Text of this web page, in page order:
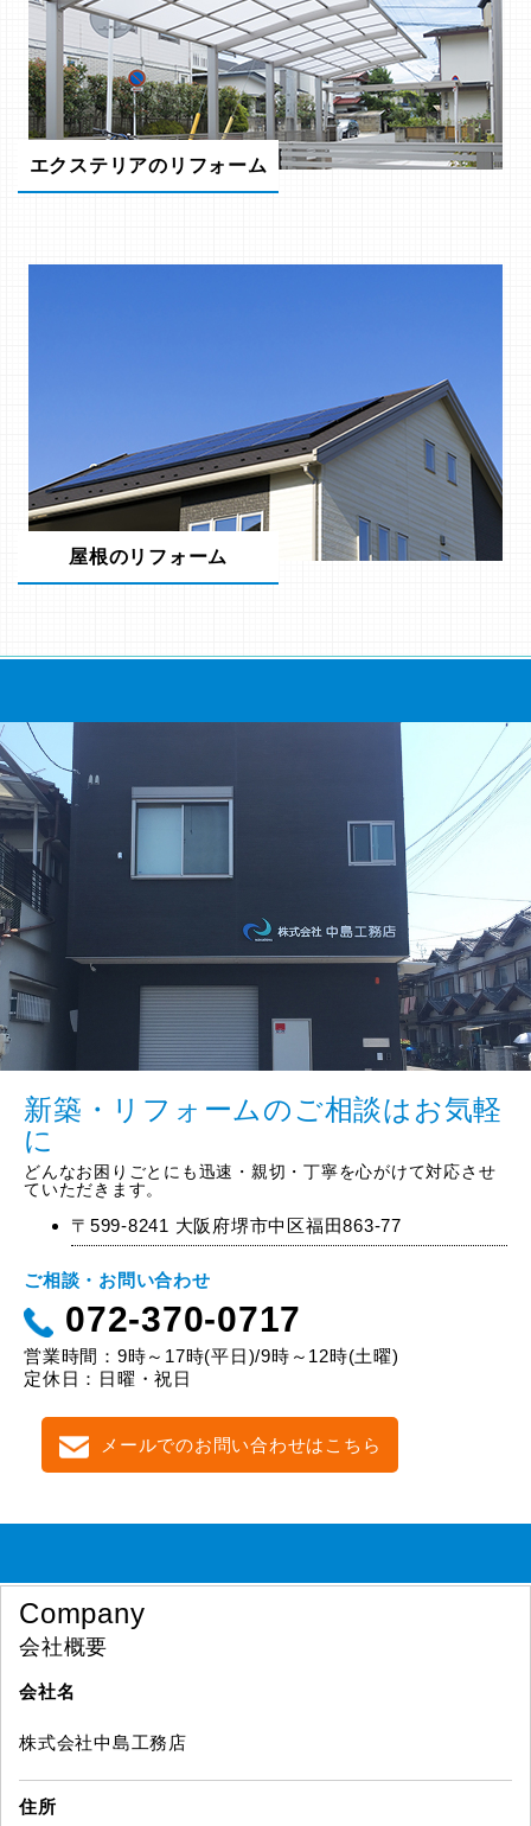
エクステリアのリフォーム
屋根のリフォーム
新築・リフォームのご相談はお気軽
に
どんなお困りごとにも迅速・親切・丁寧を心がけて対応させ
ていただきます。
〒599-8241 大阪府堺市中区福田863-77
ご相談・お問い合わせ
072-370-0717
営業時間：9時～17時(平日)/9時～12時(土曜)
定休日：日曜・祝日
メールでのお問い合わせはこちら
Company
会社概要
会社名
株式会社中島工務店
住所